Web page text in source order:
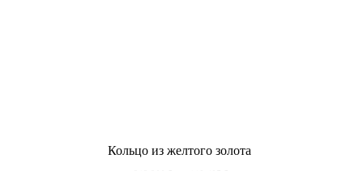
Кольцо из желтого золота